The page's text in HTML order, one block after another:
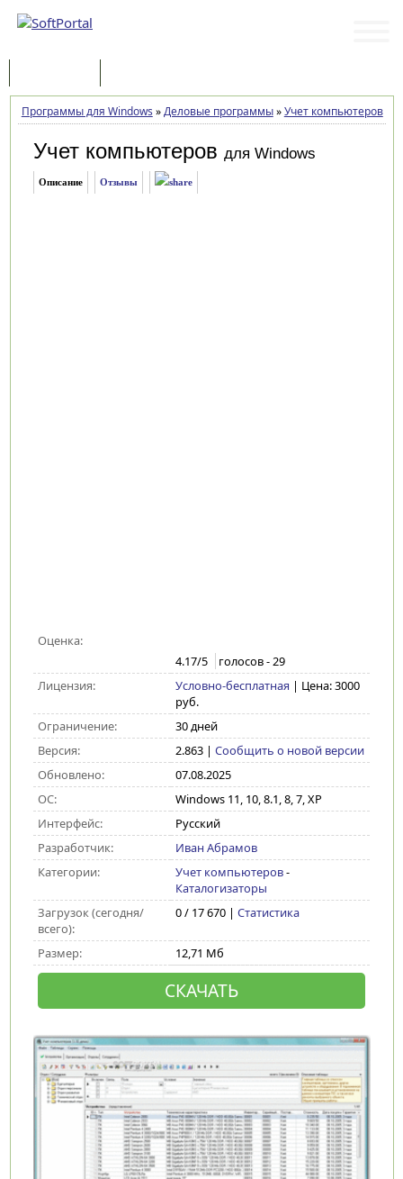
Программы для Windows »Деловые программы»Учет компьютеров
Учет компьютеров для Windows
Описание Отзывы
Оценка:
4.17/5 голосов -29
Лицензия:
Условно-бесплатная | Цена: 3000
руб.
Ограничение:
30 дней
Версия:
2.863| Сообщить о новой версии
Обновлено:
07.08.2025
ОС:
Windows 11, 10, 8.1, 8, 7, XP
Интерфейс:
Русский
Разработчик:
Иван Абрамов
Категории:
Учет компьютеров-
Каталогизаторы
Загрузок (сегодня/
всего):
0 / 17 670 | Статистика
Размер: 12,71 Мб
СКАЧАТЬ